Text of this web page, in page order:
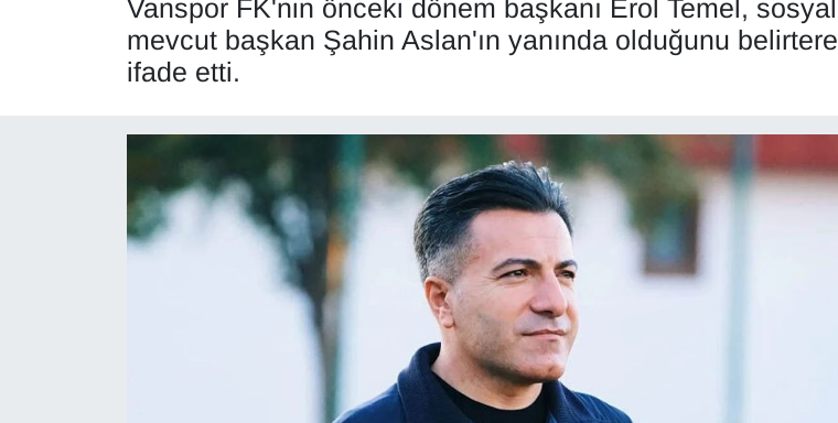
Vanspor FK'nin önceki dönem başkanı Erol Temel,
mevcut başkan Şahin Aslan'ın yanında olduğunu
ifade etti.
EKONOMİ